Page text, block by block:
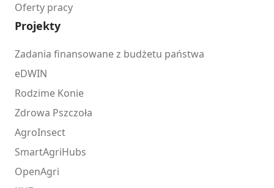
Oferty pracy
Projekty
Zadania finansowane z budżetu państwa
eDWIN
Rodzime Konie
Zdrowa Pszczoła
AgroInsect
SmartAgriHubs
OpenAgri